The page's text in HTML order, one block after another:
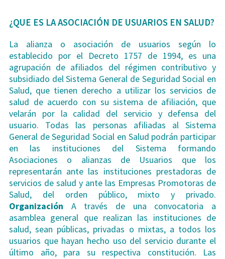
¿QUE ES LA ASOCIACIÓN DE USUARIOS EN SALUD?
La alianza o asociación de usuarios según lo
establecido por el Decreto 1757 de 1994, es una
agrupación de afiliados del régimen contributivo y
subsidiado del Sistema General de Seguridad Social en
Salud, que tienen derecho a utilizar los servicios de
salud de acuerdo con su sistema de afiliación, que
velarán por la calidad del servicio y defensa del
usuario. Todas las personas afiliadas al Sistema
General de Seguridad Social en Salud podrán participar
en las instituciones del Sistema formando
Asociaciones o alianzas de Usuarios que los
representarán ante las instituciones prestadoras de
servicios de salud y ante las Empresas Promotoras de
Salud, del orden público, mixto y privado.
Organización A través de una convocatoria a
asamblea general que realizan las instituciones de
salud, sean públicas, privadas o mixtas, a todos los
usuarios que hayan hecho uso del servicio durante el
último año, para su respectiva constitución. Las